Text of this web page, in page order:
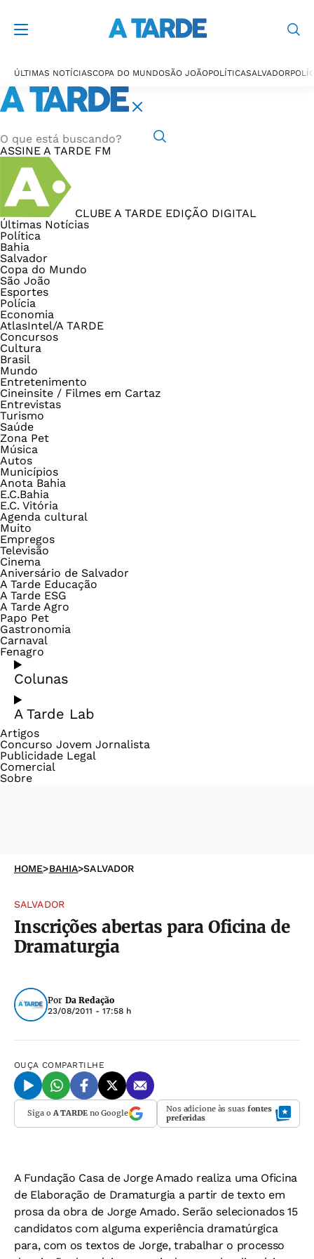
ÚLTIMAS NOTÍCIASCOPA DO MUNDOSÃO JOÃOPOLÍTICASALVADOR
ASSINE A TARDE FM
CLUBE A TARDE EDIÇÃO DIGITAL
Últimas Notícias
Política
Bahia
Salvador
Copa do Mundo
São João
Esportes
Polícia
Economia
AtlasIntel/A TARDE
Concursos
Cultura
Brasil
Mundo
Entretenimento
Cineinsite / Filmes em Cartaz
Entrevistas
Turismo
Saúde
Zona Pet
Música
Autos
Municípios
Anota Bahia
E.C.Bahia
E.C. Vitória
Agenda cultural
Muito
Empregos
Televisão
Cinema
Aniversário de Salvador
A Tarde Educação
A Tarde ESG
A Tarde Agro
Papo Pet
Gastronomia
Carnaval
Fenagro
Colunas
A Tarde Lab
Artigos
Concurso Jovem Jornalista
Publicidade Legal
Comercial
Sobre
HOME>BAHIA>SALVADOR
SALVADOR
Inscrições abertas para Oficina de
Dramaturgia
Por Da Redação
23/08/2011 - 17:58 h
OUÇA COMPARTILHE
Siga oA TARDEno Google Nos adicione às suas fontes
preferidas
A Fundação Casa de Jorge Amado realiza uma Oficina
de Elaboração de Dramaturgia a partir de texto em
prosa da obra de Jorge Amado. Serão selecionados 15
candidatos com alguma experiência dramatúrgica
para, com os textos de Jorge, trabalhar o processo